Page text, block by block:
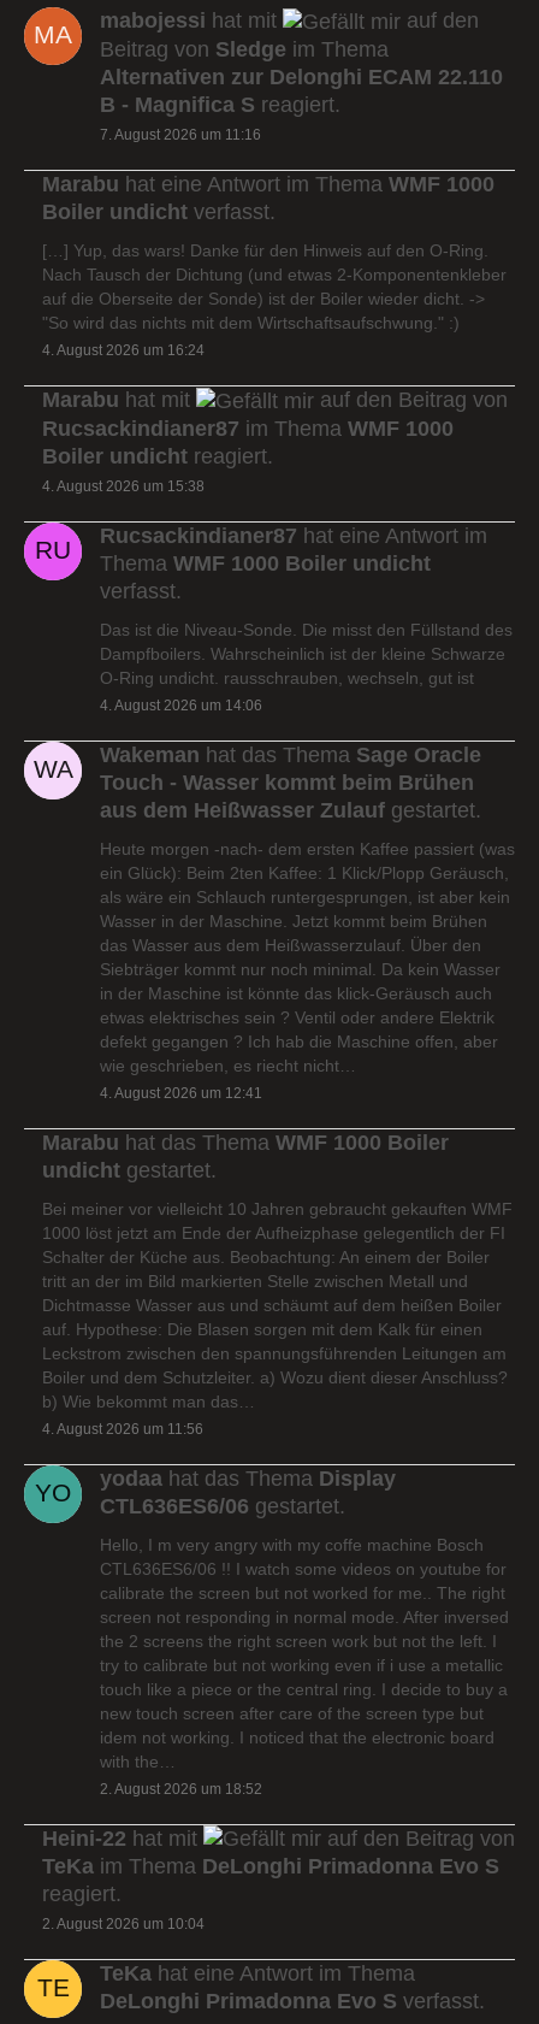
mabojessi hat mit
auf den
Beitrag von Sledge im Thema
Alternativen zur Delonghi ECAM 22.110
B - Magnifica S reagiert.
7. August 2026 um 11:16
Marabu hat eine Antwort im Thema WMF 1000
Boiler undicht verfasst.
[…] Yup, das wars! Danke für den Hinweis auf den O-Ring.
Nach Tausch der Dichtung (und etwas 2-Komponentenkleber
auf die Oberseite der Sonde) ist der Boiler wieder dicht. ->
"So wird das nichts mit dem Wirtschaftsaufschwung." :)
4. August 2026 um 16:24
Marabu hat mit
auf den Beitrag von
Rucsackindianer87 im Thema WMF 1000
Boiler undicht reagiert.
4. August 2026 um 15:38
Rucsackindianer87 hat eine Antwort im
Thema WMF 1000 Boiler undicht
verfasst.
Das ist die Niveau-Sonde. Die misst den Füllstand des
Dampfboilers. Wahrscheinlich ist der kleine Schwarze
O-Ring undicht. rausschrauben, wechseln, gut ist
4. August 2026 um 14:06
Wakeman hat das Thema Sage Oracle
Touch - Wasser kommt beim Brühen
aus dem Heißwasser Zulauf gestartet.
Heute morgen -nach- dem ersten Kaffee passiert (was
ein Glück): Beim 2ten Kaffee: 1 Klick/Plopp Geräusch,
als wäre ein Schlauch runtergesprungen, ist aber kein
Wasser in der Maschine. Jetzt kommt beim Brühen
das Wasser aus dem Heißwasserzulauf. Über den
Siebträger kommt nur noch minimal. Da kein Wasser
in der Maschine ist könnte das klick-Geräusch auch
etwas elektrisches sein ? Ventil oder andere Elektrik
defekt gegangen ? Ich hab die Maschine offen, aber
wie geschrieben, es riecht nicht…
4. August 2026 um 12:41
Marabu hat das Thema WMF 1000 Boiler
undicht gestartet.
Bei meiner vor vielleicht 10 Jahren gebraucht gekauften WMF
1000 löst jetzt am Ende der Aufheizphase gelegentlich der FI
Schalter der Küche aus. Beobachtung: An einem der Boiler
tritt an der im Bild markierten Stelle zwischen Metall und
Dichtmasse Wasser aus und schäumt auf dem heißen Boiler
auf. Hypothese: Die Blasen sorgen mit dem Kalk für einen
Leckstrom zwischen den spannungsführenden Leitungen am
Boiler und dem Schutzleiter. a) Wozu dient dieser Anschluss?
b) Wie bekommt man das…
4. August 2026 um 11:56
yodaa hat das Thema Display
CTL636ES6/06 gestartet.
Hello, I m very angry with my coffe machine Bosch
CTL636ES6/06 !! I watch some videos on youtube for
calibrate the screen but not worked for me.. The right
screen not responding in normal mode. After inversed
the 2 screens the right screen work but not the left. I
try to calibrate but not working even if i use a metallic
touch like a piece or the central ring. I decide to buy a
new touch screen after care of the screen type but
idem not working. I noticed that the electronic board
with the…
2. August 2026 um 18:52
Heini-22 hat mit
auf den Beitrag von
TeKa im Thema DeLonghi Primadonna Evo S
reagiert.
2. August 2026 um 10:04
TeKa hat eine Antwort im Thema
DeLonghi Primadonna Evo S verfasst.